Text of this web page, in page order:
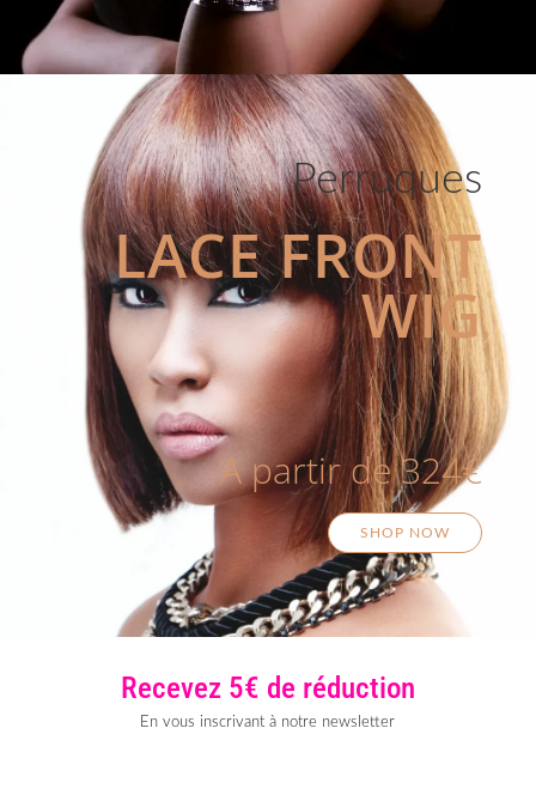
Perruques
LACE FRONT
WIG
A partir de 324€
SHOP NOW
Recevez 5€ de réduction
En vous inscrivant à notre newsletter